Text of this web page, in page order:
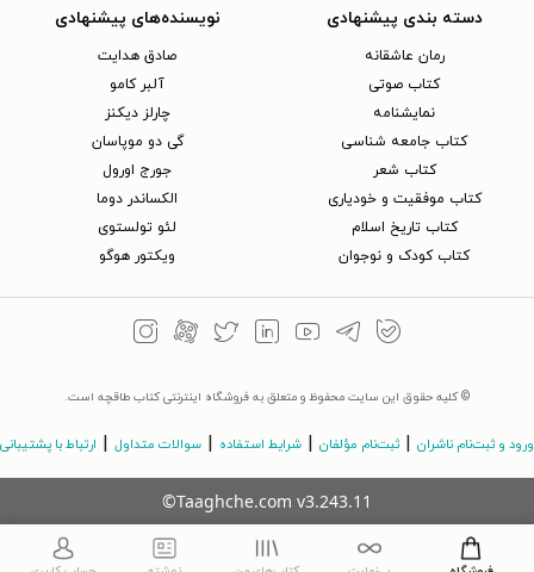
دسته بندی پیشنهادی
رمان عاشقانه
کتاب‌ صوتی
نمایشنامه
کتاب جامعه شناسی
کتاب شعر
کتاب موفقیت و خودیاری
کتاب تاریخ اسلام
کتاب کودک و نوجوان
نویسنده‌های پیشنهادی
صادق هدایت
آلبر کامو
چارلز دیکنز
گی دو موپاسان
جورج اورول
الکساندر دوما
لئو تولستوی
ویکتور هوگو
© کلیه حقوق این سایت محفوظ و متعلق به فروشگاه اینترنتی کتاب طاقچه است.
ورود و ثبت‌نام ناشران ثبت‌نام مؤلفان شرایط استفاده سوالات متداول ارتباط با پشتیبانی
©Taaghche.com v3.243.11